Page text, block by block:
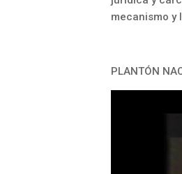
mecanismo y
PLANTÓN